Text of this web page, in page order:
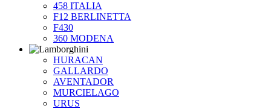
458 ITALIA
F12 BERLINETTA
F430
360 MODENA
HURACAN
GALLARDO
AVENTADOR
MURCIELAGO
URUS